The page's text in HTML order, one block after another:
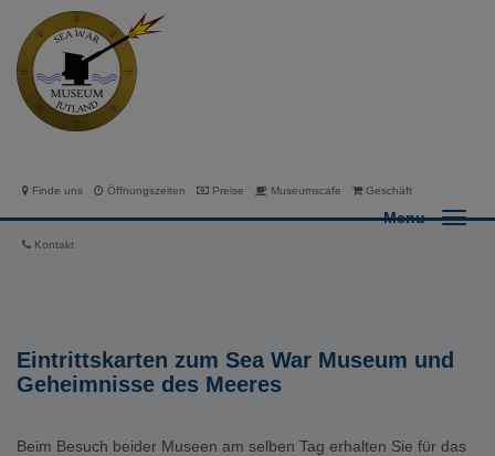
Finde uns Öffnungszeiten Preise Museumscafe Geschäft
Kontakt
Menu
Eintrittskarten zum Sea War Museum und
Geheimnisse des Meeres
Beim Besuch beider Museen am selben Tag erhalten Sie für das